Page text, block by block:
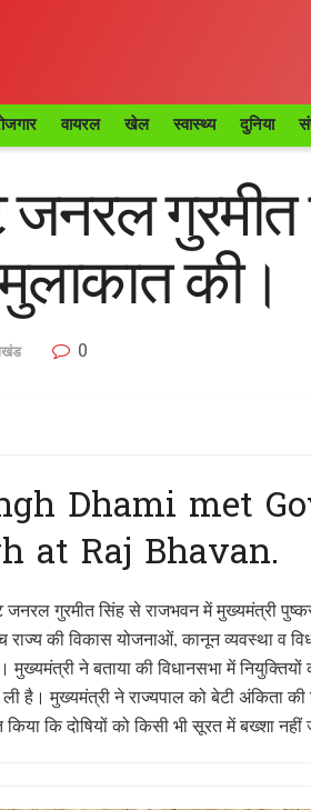
वायरल खेल स्वास्थ्य दुनिया
जनरल
की।
0
Dhami met
at Raj Bhavan.
जनरल गुरमीत सिंह से राजभवन में मुख्यमंत्री
की विकास योजनाओं, कानून व्यवस्था व
मुख्यमंत्री ने बताया की विधानसभा में
है। मुख्यमंत्री ने राज्यपाल को बेटी अंकिता की
कि दोषियों को किसी भी सूरत में बख्शा नहीं